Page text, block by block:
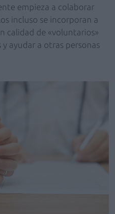
empieza a colaborar
incluso se incorporan a
calidad de «voluntarios»
ayudar a otras personas